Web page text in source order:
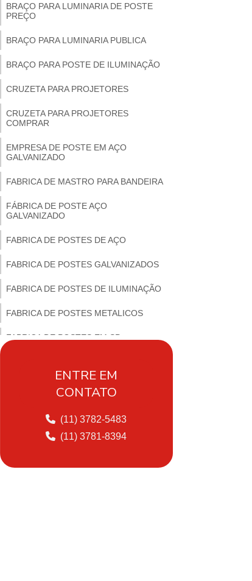
BRAÇO PARA LUMINARIA DE POSTE
PREÇO
BRAÇO PARA LUMINARIA PUBLICA
BRAÇO PARA POSTE DE ILUMINAÇÃO
CRUZETA PARA PROJETORES
CRUZETA PARA PROJETORES
COMPRAR
EMPRESA DE POSTE EM AÇO
GALVANIZADO
FABRICA DE MASTRO PARA BANDEIRA
FÁBRICA DE POSTE AÇO
GALVANIZADO
FABRICA DE POSTES DE AÇO
FABRICA DE POSTES GALVANIZADOS
FABRICA DE POSTES DE ILUMINAÇÃO
FABRICA DE POSTES METALICOS
FABRICA DE POSTES EM SP
GALVANIZADOS SP
FABRICANTE DE MASTRO DE AÇO
FABRICANTE DE MASTROS PARA
BANDEIRAS
FABRICANTE DE POSTE AÇO
ENTRE EM
CONTATO
(11) 3782-5483
(11) 3781-8394